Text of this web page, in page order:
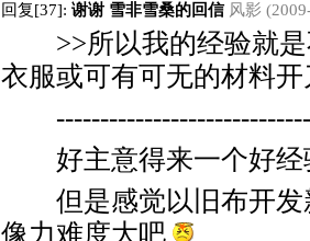
回复[37]: 谢谢 雪非雪桑的回信 风影
>>所以我的经验就是
衣服或可有可无的材料开
好主意得来一个好
但是感觉以旧布开
像力难度大吧